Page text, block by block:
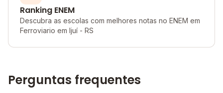
Ranking ENEM
Descubra as escolas com melhores notas no ENEM em
Ferroviario em Ijuí - RS
Perguntas frequentes